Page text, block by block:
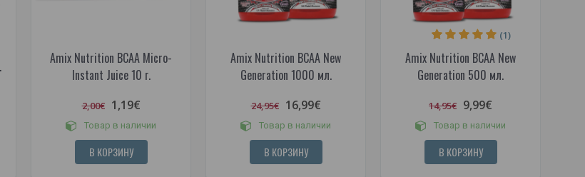
Amix Nutrition BCAA Micro-
Instant Juice 10 г.
2,00€ 1,19€
Товар в наличии
В КОРЗИНУ
Amix Nutrition BCAA New
Generation 1000 мл.
24,95€ 16,99€
Товар в наличии
В КОРЗИНУ
Amix Nutrition BCAA New
Generation 500 мл.
(1)
14,95€ 9,99€
Товар в наличии
В КОРЗИНУ